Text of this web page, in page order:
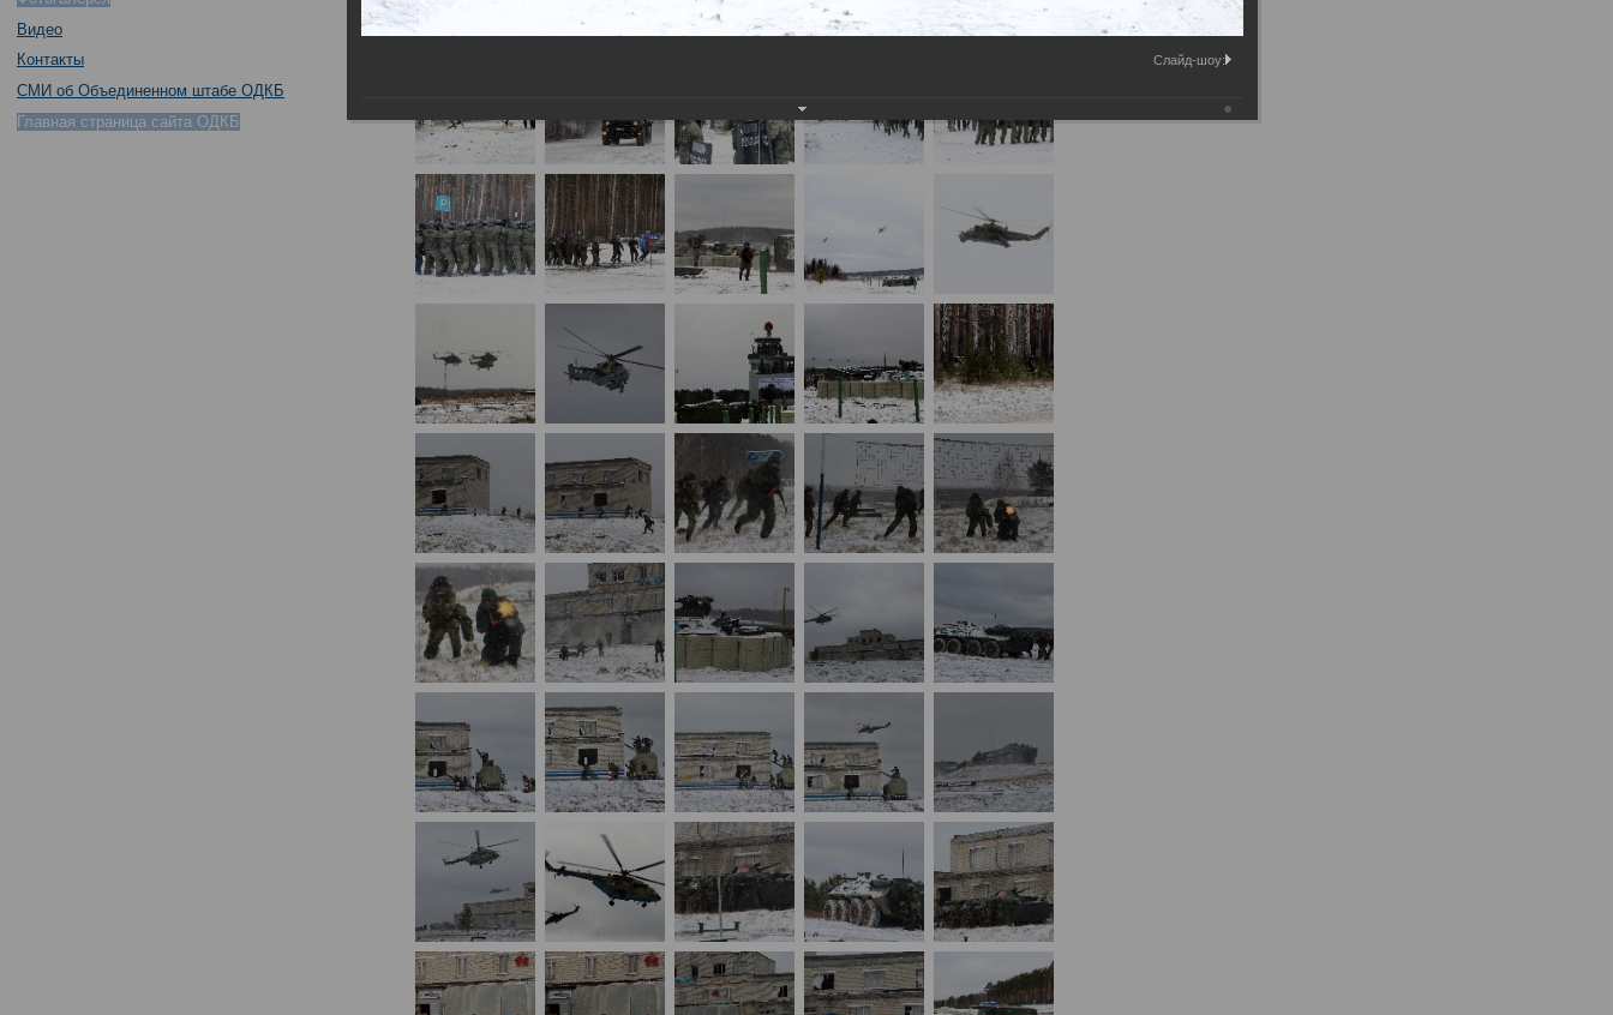
Видео
Контакты
СМИ об Объединенном штабе ОДКБ
Главная страница сайта ОДКБ
Слайд-шоу: